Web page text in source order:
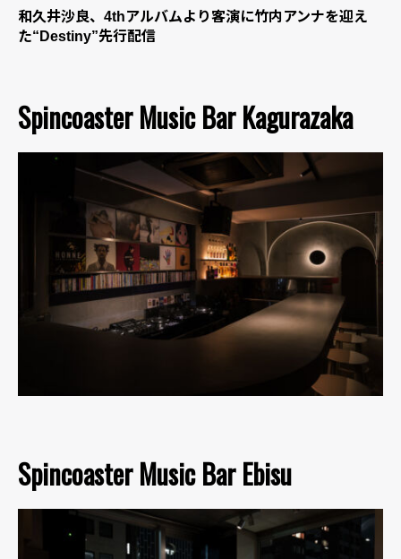
和久井沙良、4thアルバムより客演に竹内アンナを迎え
た“Destiny”先行配信
Spincoaster Music Bar Kagurazaka
Spincoaster Music Bar Ebisu